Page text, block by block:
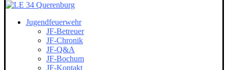
Jugendfeuerwehr
JF-Betreuer
JF-Chronik
JF-Q&A
JF-Bochum
JF-Kontakt